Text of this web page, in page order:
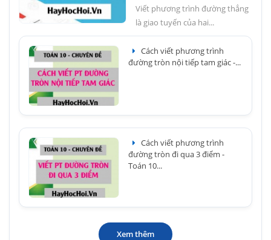
Viết phương trình đường thẳng
là giao tuyến của hai...
Cách viết phương trình
đường tròn nội tiếp tam giác -...
Cách viết phương trình
đường tròn đi qua 3 điểm -
Toán 10...
Xem thêm